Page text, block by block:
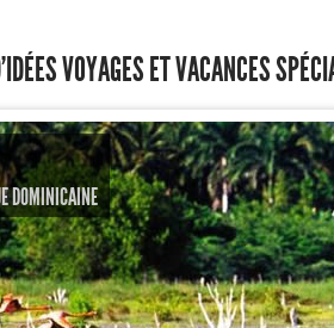
VOYAGES ET VACANCES
DOMINICAINE